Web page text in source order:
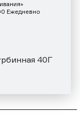
Ежедневно
40Г